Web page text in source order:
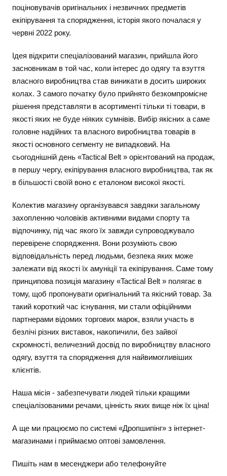
поціновувачів оригінальних і незвичних предметів
екіпірування та спорядження, історія якого почалася у
червні 2022 року.
Ідея відкрити спеціалізований магазин, прийшла його
засновникам в той час, коли інтерес до одягу та взуття
власного виробництва став виникати в досить широких
колах. З самого початку було прийнято безкомпромісне
рішення представляти в асортименті тільки ті товари, в
якості яких не буде ніяких сумнівів. Вибір якісних а саме
головне надійних та власного виробництва товарів в
якості основного сегменту не випадковий. На
сьогоднішній день «Tactical Belt » орієнтований на продаж,
в першу чергу, екіпірування власного виробництва, так як
в більшості своїй воно є еталоном високої якості.
Колектив магазину організувався завдяки загальному
захопленню чоловіків активними видами спорту та
відпочинку, під час якого їх завжди супроводжувало
перевірене спорядження. Вони розуміють свою
відповідальність перед людьми, безпека яких може
залежати від якості їх амуніції та екіпірування. Саме тому
принципова позиція магазину «Tactical Belt » полягає в
тому, щоб пропонувати оригінальний та якісний товар. За
такий короткий час існування, ми стали офіційними
партнерами відомих торгових марок, взяли участь в
безлічі різних виставок, накопичили, без зайвої
скромності, величезний досвід по виробництву власного
одягу, взуття та спорядження для найвимогливіших
клієнтів.
Наша місія - забезпечувати людей тільки кращими
спеціалізованими речами, цінність яких вище ніж їх ціна!
А ще ми працюємо по системі «Дропшипінг» з інтернет-
магазинами і приймаємо оптові замовлення.
Пишіть нам в месенджери або телефонуйте